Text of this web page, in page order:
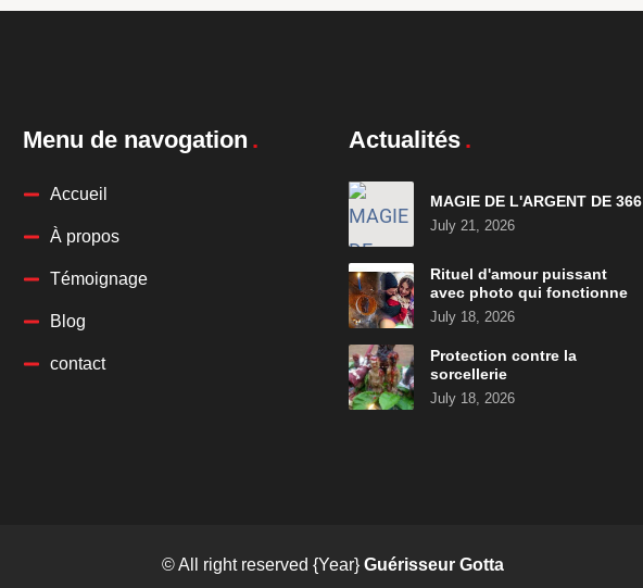
Menu de navogation
Accueil
À propos
Témoignage
Blog
contact
Actualités
MAGIE DE L'ARGENT DE 366
July 21, 2026
Rituel d'amour puissant
avec photo qui fonctionne
July 18, 2026
Protection contre la
sorcellerie
July 18, 2026
© All right reserved {Year} Guérisseur Gotta